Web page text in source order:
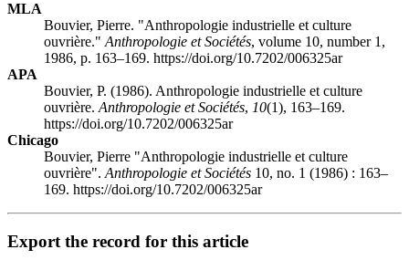
MLA
Bouvier, Pierre. "Anthropologie industrielle et culture
ouvrière." Anthropologie et Sociétés, volume 10, number 1,
1986, p. 163–169. https://doi.org/10.7202/006325ar
APA
Bouvier, P. (1986). Anthropologie industrielle et culture
ouvrière. Anthropologie et Sociétés, 10(1), 163–169.
https://doi.org/10.7202/006325ar
Chicago
Bouvier, Pierre "Anthropologie industrielle et culture
ouvrière". Anthropologie et Sociétés 10, no. 1 (1986) : 163–
169. https://doi.org/10.7202/006325ar
Export the record for this article